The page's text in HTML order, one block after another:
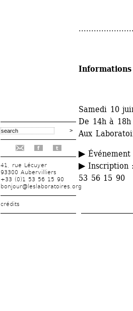
f t
41, rue Lécuyer
93300 Aubervilliers
+33 (0)1 53 56 15 90
bonjour@leslaboratoires.org
crédits
Samedi 10
De 14h à 18h
Aux
▶
▶Inscription
53 56 15 90